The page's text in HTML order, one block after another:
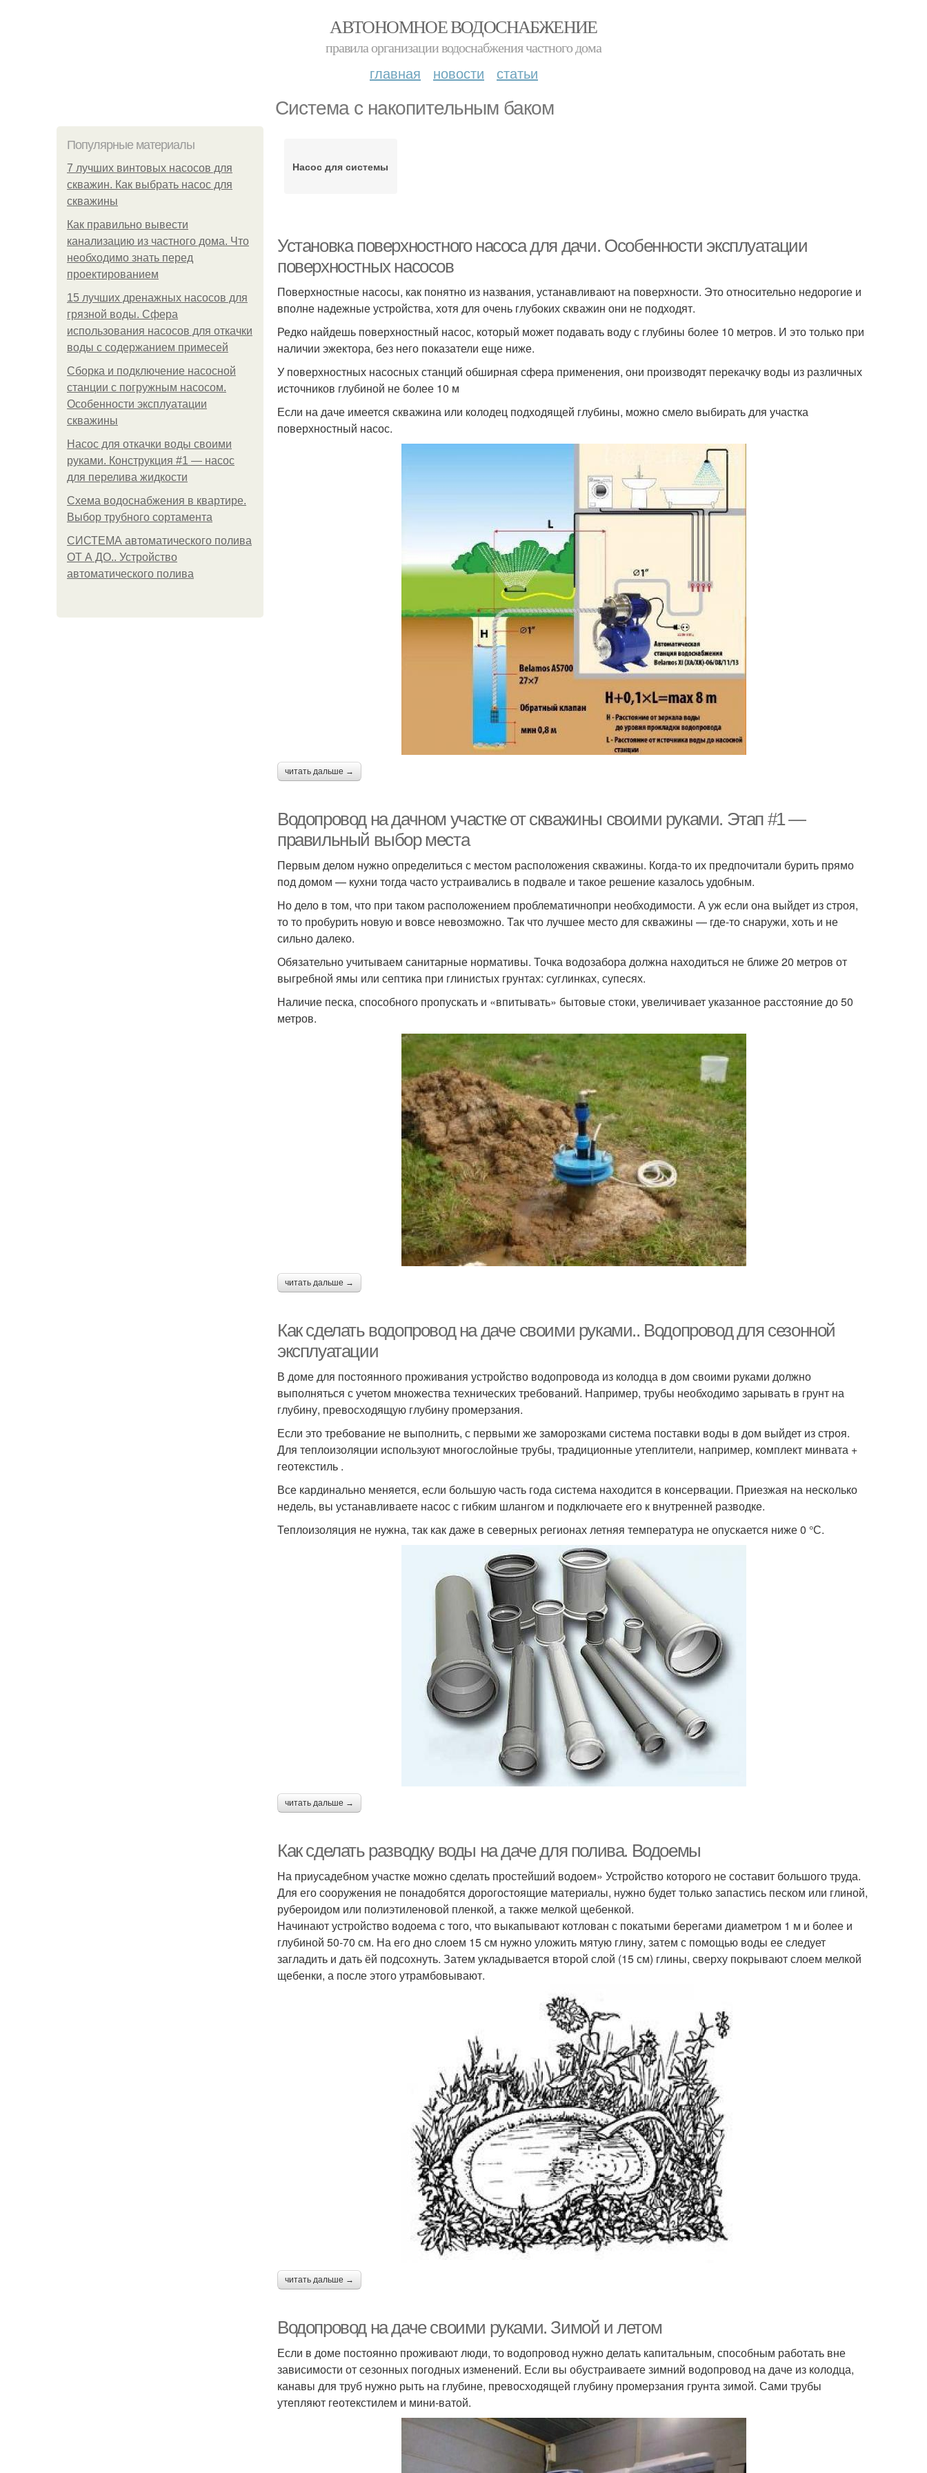
АВТОНОМНОЕ ВОДОСНАБЖЕНИЕ
правила организации водоснабжения частного дома
главная новости статьи
Система с накопительным баком
Популярные материалы
7 лучших винтовых насосов для
скважин. Как выбрать насос для
скважины
Как правильно вывести
канализацию из частного дома. Что
необходимо знать перед
проектированием
15 лучших дренажных насосов для
грязной воды. Сфера
использования насосов для откачки
воды с содержанием примесей
Сборка и подключение насосной
станции с погружным насосом.
Особенности эксплуатации
скважины
Насос для откачки воды своими
руками. Конструкция #1 — насос
для перелива жидкости
Схема водоснабжения в квартире.
Выбор трубного сортамента
СИСТЕМА автоматического полива
ОТ А ДО.. Устройство
автоматического полива
Насос для системы
Установка поверхностного насоса для дачи. Особенности эксплуатации
поверхностных насосов
Поверхностные насосы, как понятно из названия, устанавливают на поверхности. Это относительно недорогие и
вполне надежные устройства, хотя для очень глубоких скважин они не подходят.
Редко найдешь поверхностный насос, который может подавать воду с глубины более 10 метров. И это только при
наличии эжектора, без него показатели еще ниже.
У поверхностных насосных станций обширная сфера применения, они производят перекачку воды из различных
источников глубиной не более 10 м
Если на даче имеется скважина или колодец подходящей глубины, можно смело выбирать для участка
поверхностный насос.
читать дальше →
Водопровод на дачном участке от скважины своими руками. Этап #1 —
правильный выбор места
Первым делом нужно определиться с местом расположения скважины. Когда-то их предпочитали бурить прямо
под домом — кухни тогда часто устраивались в подвале и такое решение казалось удобным.
Но дело в том, что при таком расположением проблематичнопри необходимости. А уж если она выйдет из строя,
то то пробурить новую и вовсе невозможно. Так что лучшее место для скважины — где-то снаружи, хоть и не
сильно далеко.
Обязательно учитываем санитарные нормативы. Точка водозабора должна находиться не ближе 20 метров от
выгребной ямы или септика при глинистых грунтах: суглинках, супесях.
Наличие песка, способного пропускать и «впитывать» бытовые стоки, увеличивает указанное расстояние до 50
метров.
читать дальше →
Как сделать водопровод на даче своими руками.. Водопровод для сезонной
эксплуатации
В доме для постоянного проживания устройство водопровода из колодца в дом своими руками должно
выполняться с учетом множества технических требований. Например, трубы необходимо зарывать в грунт на
глубину, превосходящую глубину промерзания.
Если это требование не выполнить, с первыми же заморозками система поставки воды в дом выйдет из строя.
Для теплоизоляции используют многослойные трубы, традиционные утеплители, например, комплект минвата +
геотекстиль .
Все кардинально меняется, если большую часть года система находится в консервации. Приезжая на несколько
недель, вы устанавливаете насос с гибким шлангом и подключаете его к внутренней разводке.
Теплоизоляция не нужна, так как даже в северных регионах летняя температура не опускается ниже 0 °С.
читать дальше →
Как сделать разводку воды на даче для полива. Водоемы
На приусадебном участке можно сделать простейший водоем» Устройство которого не составит большого труда.
Для его сооружения не понадобятся дорогостоящие материалы, нужно будет только запастись песком или глиной,
рубероидом или полиэтиленовой пленкой, а также мелкой щебенкой.
Начинают устройство водоема с того, что выкапывают котлован с покатыми берегами диаметром 1 м и более и
глубиной 50-70 см. На его дно слоем 15 см нужно уложить мятую глину, затем с помощью воды ее следует
загладить и дать ёй подсохнуть. Затем укладывается второй слой (15 см) глины, сверху покрывают слоем мелкой
щебенки, а после этого утрамбовывают.
читать дальше →
Водопровод на даче своими руками. Зимой и летом
Если в доме постоянно проживают люди, то водопровод нужно делать капитальным, способным работать вне
зависимости от сезонных погодных изменений. Если вы обустраиваете зимний водопровод на даче из колодца,
канавы для труб нужно рыть на глубине, превосходящей глубину промерзания грунта зимой. Сами трубы
утепляют геотекстилем и мини-ватой.